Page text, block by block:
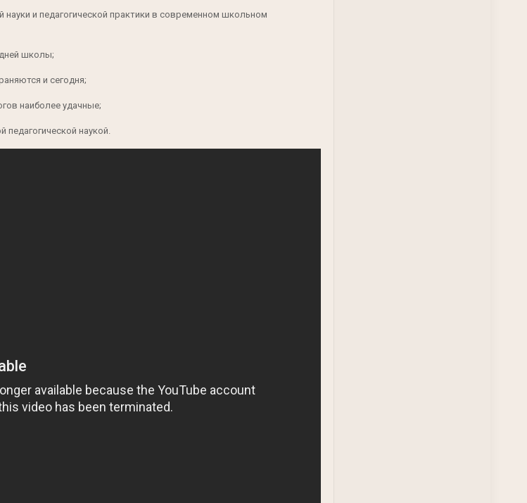
науки и педагогической практики в современном школьном
школы;
и сегодня;
наиболее удачные;
педагогической наукой.